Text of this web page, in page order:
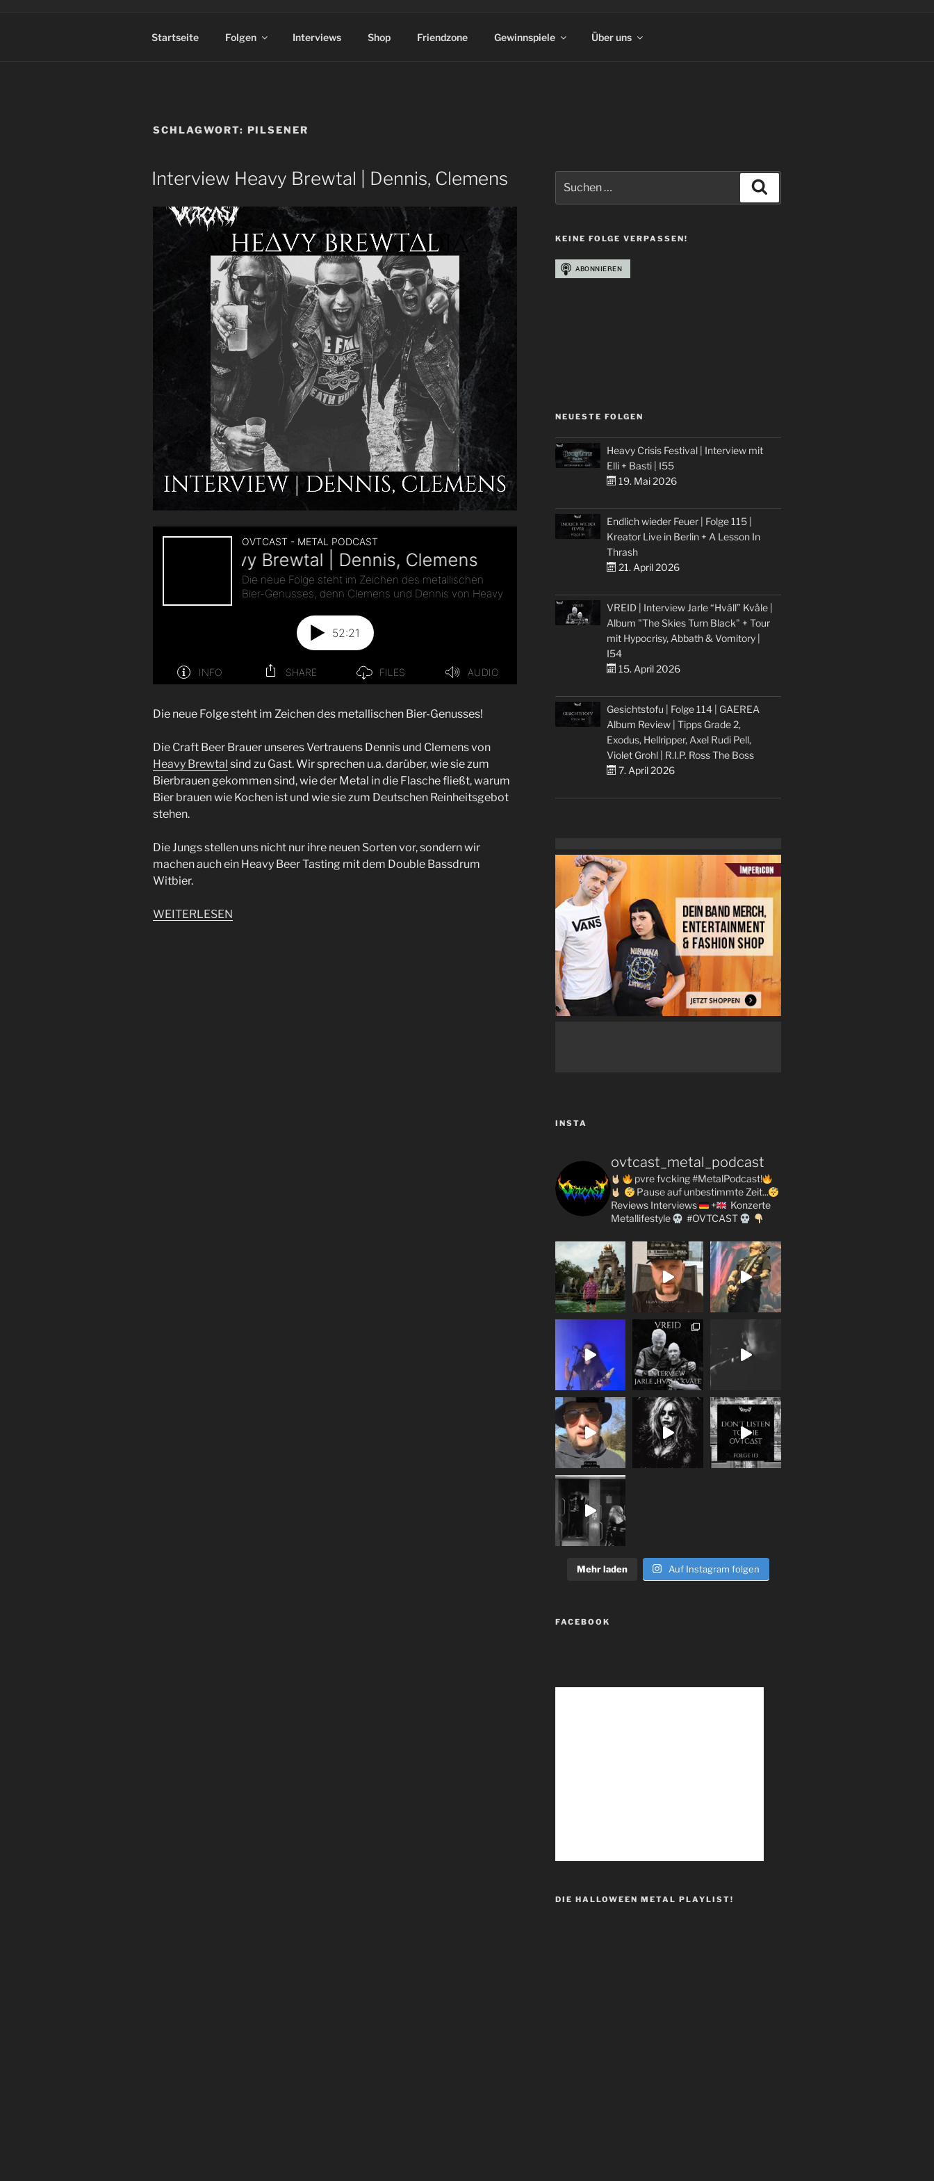
Startseite Folgen Interviews Shop Friendzone Gewinnspiele Über uns
SCHLAGWORT: PILSENER
Interview Heavy Brewtal | Dennis, Clemens
Die neue Folge steht im Zeichen des metallischen Bier-Genusses!
Die Craft Beer Brauer unseres Vertrauens Dennis und Clemens von
Heavy Brewtal sind zu Gast. Wir sprechen u.a. darüber, wie sie zum
Bierbrauen gekommen sind, wie der Metal in die Flasche fließt, warum
Bier brauen wie Kochen ist und wie sie zum Deutschen Reinheitsgebot
stehen.
Die Jungs stellen uns nicht nur ihre neuen Sorten vor, sondern wir
machen auch ein Heavy Beer Tasting mit dem Double Bassdrum
Witbier.
WEITERLESEN
nach:
KEINE FOLGE VERPASSEN!
NEUESTE FOLGEN
Heavy Crisis Festival | Interview mit
Elli + Basti | I55
19. Mai 2026
Endlich wieder Feuer | Folge 115 |
Kreator Live in Berlin + A Lesson In
Thrash
21. April 2026
VREID | Interview Jarle “Hváll” Kvåle |
Album "The Skies Turn Black" + Tour
mit Hypocrisy, Abbath & Vomitory |
I54
15. April 2026
Gesichtstofu | Folge 114 | GAEREA
Album Review | Tipps Grade 2,
Exodus, Hellripper, Axel Rudi Pell,
Violet Grohl | R.I.P. Ross The Boss
7. April 2026
INSTA
ovtcast_metal_podcast
pvre fvcking #MetalPodcast!
Pause auf unbestimmte Zeit...
Reviews Interviews +
Konzerte
Metallifestyle
#OVTCAST
Mehr laden Auf Instagram folgen
FACEBOOK
DIE HALLOWEEN METAL PLAYLIST!